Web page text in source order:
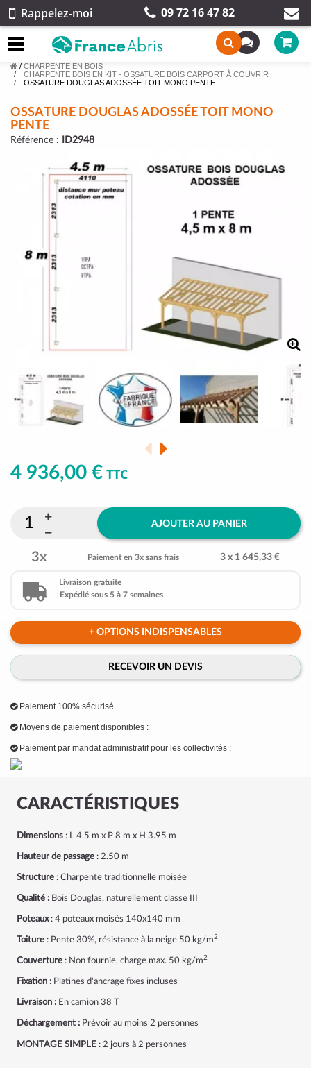
Rappelez-moi 09 72 16 47 82
/ CHARPENTE EN BOIS
CHARPENTE BOIS EN KIT - OSSATURE BOIS CARPORT À COUVRIR
OSSATURE DOUGLAS ADOSSÉE TOIT MONO PENTE
OSSATURE DOUGLAS ADOSSÉE TOIT MONO
PENTE
Référence : ID2948
CARACTÉRISTIQUES
Dimensions : L 4.5 m x P 8 m x H 3.95 m
Hauteur de passage : 2.50 m
Structure : Charpente traditionnelle moisée
Qualité : Bois Douglas, naturellement classe III
Poteaux: 4 poteaux moisés 140x140 mm
Toiture : Pente 30%, résistance à la neige 50 kg/m2
Couverture : Non fournie, charge max. 50 kg/m2
Fixation : Platines d'ancrage fixes incluses
Livraison : En camion 38 T
Déchargement : Prévoir au moins 2 personnes
MONTAGE SIMPLE : 2 jours à 2 personnes
4 936,00 € TTC
AJOUTER AU PANIER
3x Paiement en 3x sans frais 3 x 1 645,33 €
Livraison gratuite
Expédié sous 5 à 7 semaines
+ OPTIONS INDISPENSABLES
RECEVOIR UN DEVIS
Paiement 100% sécurisé
Moyens de paiement disponibles :
Paiement par mandat administratif pour les collectivités :